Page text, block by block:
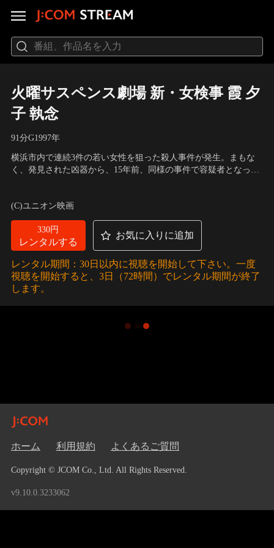
火曜サスペンス劇場 新・女検事 霞 夕
子 執念
91分G1997年
横浜市内で連続3件の若い女性を狙った殺人事件が発生。まもな
く、発見された凶器から、15年前、同様の事件で容疑者となった
した刑事・狩野五十六（夏八木勲）が15年前の事件も担当してい
たと知り、興味を抱いた。
(C)ユニオン映画
330円
レンタルする
お気に入りに追加
レンタル期間：30日以内に視聴を開始して下さい。一度
視聴を開始すると、3日（72時間）でレンタル期間が終了
します。
ホーム 利用規約 よくあるご質問
Copyright © JCOM Co., Ltd. All Rights Reserved.
v9.10.0.3233062